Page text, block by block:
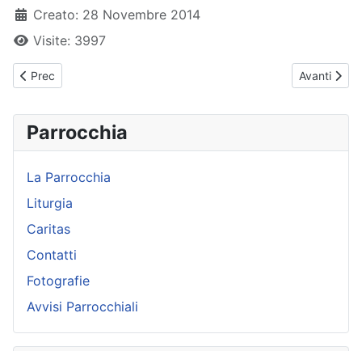
Creato: 28 Novembre 2014
Visite: 3997
Articolo precedente: Gloria
Prec Articolo
Avanti
Parrocchia
La Parrocchia
Liturgia
Caritas
Contatti
Fotografie
Avvisi Parrocchiali